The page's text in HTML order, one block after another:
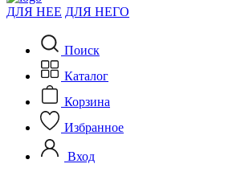
ДЛЯ НЕЕ ДЛЯ НЕГО
Поиск
Каталог
Корзина
Избранное
Вход